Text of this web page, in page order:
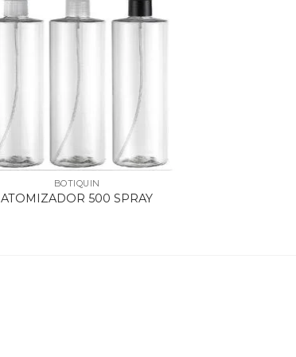
BOTIQUIN
ATOMIZADOR 500 SPRAY